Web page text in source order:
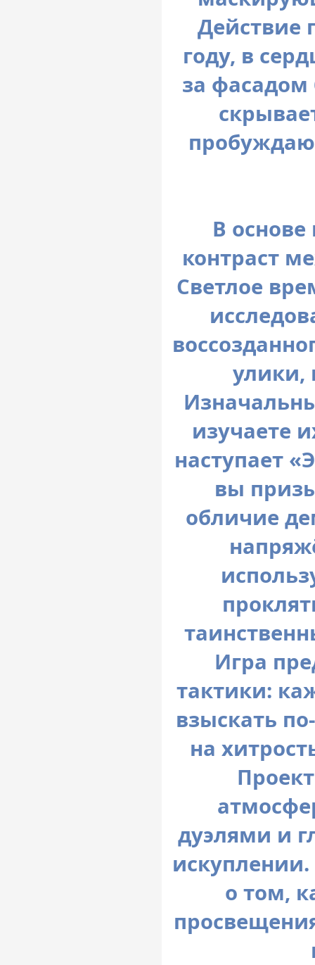
Действие
году, в
за фасадом
В
контраст
Светлое
улики,
изучаете
наступает
вы
обличие
Игра
тактики:
взыскать
на
дуэлями и
о том,